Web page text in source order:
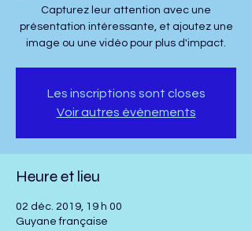
Capturez leur attention avec une
présentation intéressante, et ajoutez une
image ou une vidéo pour plus d'impact.
Les inscriptions sont closes
Voir autres événements
Heure et lieu
02 déc. 2019, 19 h 00
Guyane française